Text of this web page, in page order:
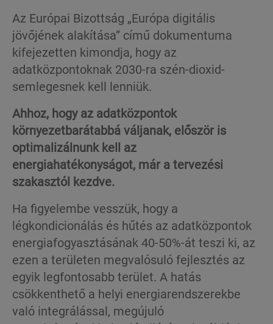
Az Európai Bizottság „Európa digitális
jövőjének alakítása” című dokumentuma
kifejezetten kimondja, hogy az
adatközpontoknak 2030-ra szén-dioxid-
semlegesnek kell lenniük.
Ahhoz, hogy az adatközpontok
környezetbarátabbá váljanak, először is
optimalizálnunk kell az
energiahatékonyságot, már a tervezési
szakasztól kezdve.
Ha figyelembe vesszük, hogy a
légkondicionálás és hűtés az adatközpontok
energiafogyasztásának 40-50%-át teszi ki, az
ezen a területen megvalósuló fejlesztés az
egyik legfontosabb terület. A hatás
csökkenthető a helyi energiarendszerekbe
való integrálással, megújuló